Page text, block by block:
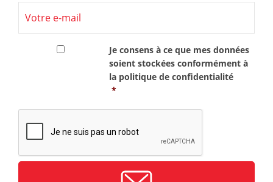
Je consens à ce que mes données
soient stockées conformément à
la politique de confidentialité
*